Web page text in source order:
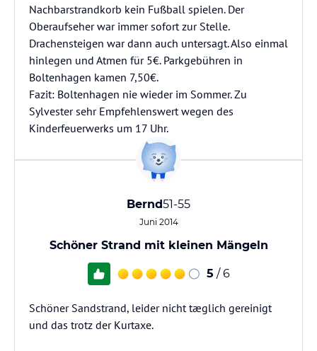
Nachbarstrandkorb kein Fußball spielen. Der
Oberaufseher war immer sofort zur Stelle.
Drachensteigen war dann auch untersagt. Also einmal
hinlegen und Atmen für 5€. Parkgebühren in
Boltenhagen kamen 7,50€.
Fazit: Boltenhagen nie wieder im Sommer. Zu
Sylvester sehr Empfehlenswert wegen des
Kinderfeuerwerks um 17 Uhr.
Bernd51-55
Juni 2014
Schöner Strand mit kleinen Mängeln
5 / 6
Schöner Sandstrand, leider nicht tæglich gereinigt
und das trotz der Kurtaxe.